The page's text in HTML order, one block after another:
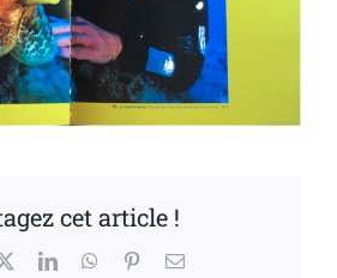
cet article !
LinkedInWhatsApp
PinterestEmail